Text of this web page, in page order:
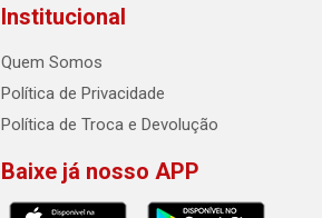
Institucional
Quem Somos
Política de Privacidade
Política de Troca e Devolução
Baixe já nosso APP